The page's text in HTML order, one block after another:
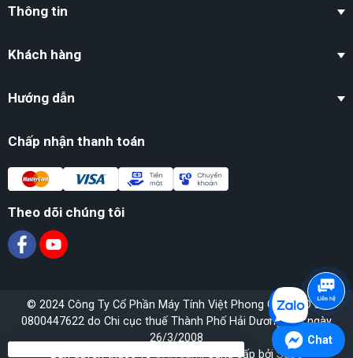
Thông tin
Khách hàng
Hướng dẫn
Chấp nhận thanh toán
Theo dõi chúng tôi
Bản quyền thuộc vềOH!Team. Cung cấp bởiSapo
© 2024 Công Ty Cổ Phần Máy Tính Việt Phong GPĐKKD số
0800447622 do Chi cục thuế Thành Phố Hải Dương cấp ngày
26/3/2008
Chat